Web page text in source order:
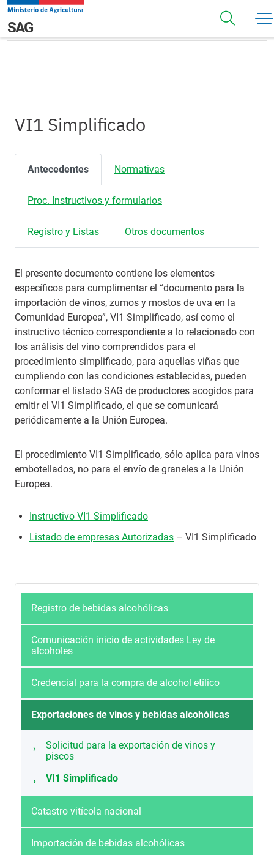
Pasar al contenido principal
Navegación principal
SAG
VI1 Simplificado
VI1 Simplificado
Antecedentes Normativas
Proc. Instructivos y formularios
Registro y Listas Otros documentos
El presente documento contiene los elementos
específicos para cumplimentar el “documento para la
importación de vinos, zumos y mostos de uva en la
Comunidad Europea”, VI1 Simplificado, así como el
instructivo técnico correspondiente a lo relacionado con
los análisis del vino comprendidos para el
procedimiento simplificado, para aquellas viñas que
cumpliendo con las condiciones establecidas, pueden
conformar el listado SAG de productores acogidos para
emitir el VI1 Simplificado, el que se comunicará
periódicamente a la Unión Europea.
El procedimiento VI1 Simplificado, sólo aplica para vinos
embotellados, no para el envío de graneles a la Unión
Europea.
Instructivo VI1 Simplificado
Listado de empresas Autorizadas – VI1 Simplificado
Registro de bebidas alcohólicas
Comunicación inicio de actividades Ley de
alcoholes
Credencial para la compra de alcohol etílico
Exportaciones de vinos y bebidas alcohólicas
Solicitud para la exportación de vinos y
piscos
VI1 Simplificado
Catastro vitícola nacional
Importación de bebidas alcohólicas